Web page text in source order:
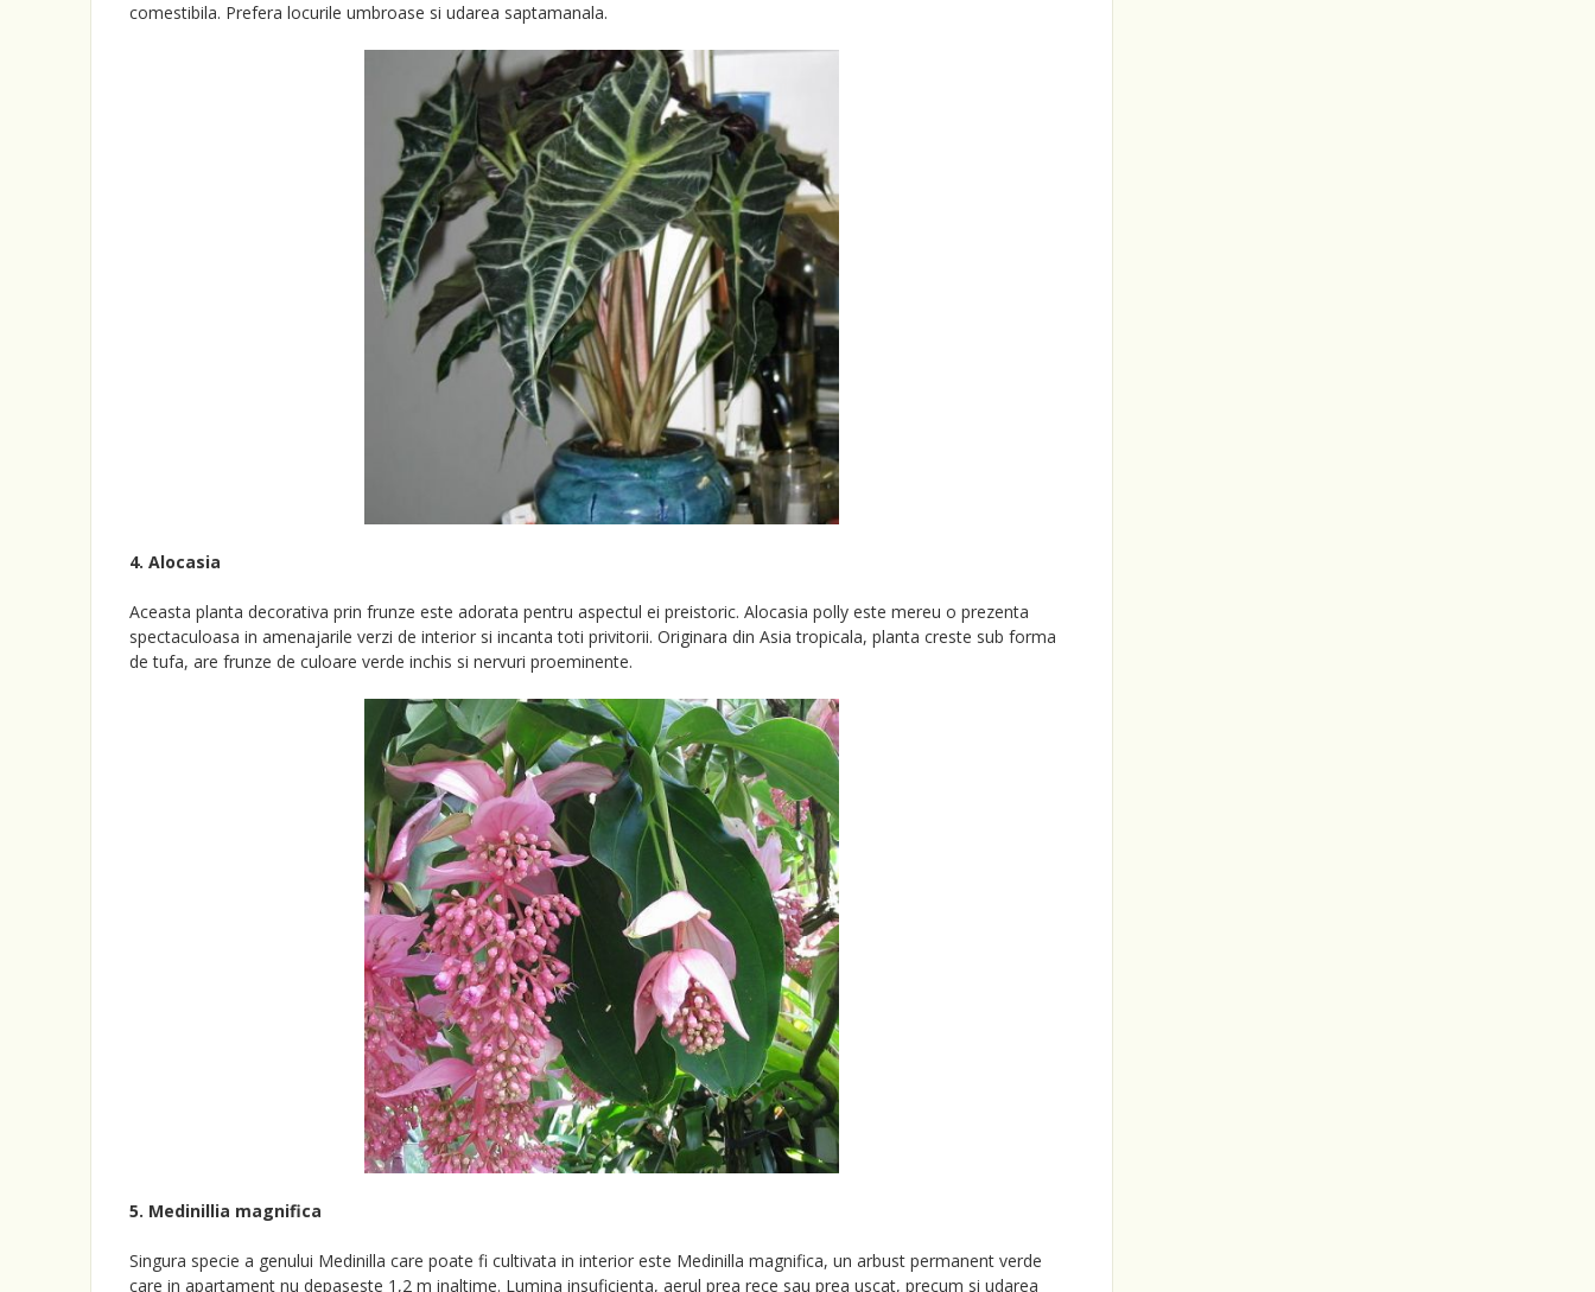
comestibila. Prefera locurile umbroase si udarea saptamanala.
4. Alocasia
Aceasta planta decorativa prin frunze este adorata pentru aspectul ei preistoric. Alocasia polly este mereu o prezenta
spectaculoasa in amenajarile verzi de interior si incanta toti privitorii. Originara din Asia tropicala, planta creste sub forma
de tufa, are frunze de culoare verde inchis si nervuri proeminente.
5. Medinillia magnifica
Singura specie a genului Medinilla care poate fi cultivata in interior este Medinilla magnifica, un arbust permanent verde
care in apartament nu depaseste 1,2 m inaltime. Lumina insuficienta, aerul prea rece sau prea uscat, precum si udarea